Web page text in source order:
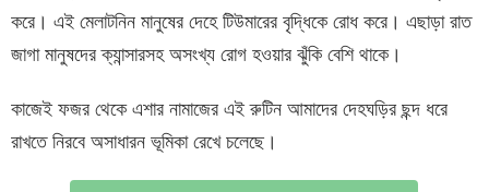
করে। এই মেলাটনিন মানুষের দেহে টিউমারের বৃদ্ধিকে রোধ করে। এছাড়া রাত
জাগা মানুষদের ক্যান্সারসহ অসংখ্য রোগ হওয়ার ঝুঁকি বেশি থাকে।
কাজেই ফজর থেকে এশার নামাজের এই রুটিন আমাদের দেহঘড়ির ছন্দ ধরে
রাখতে নিরবে অসাধারন ভূমিকা রেখে চলেছে।